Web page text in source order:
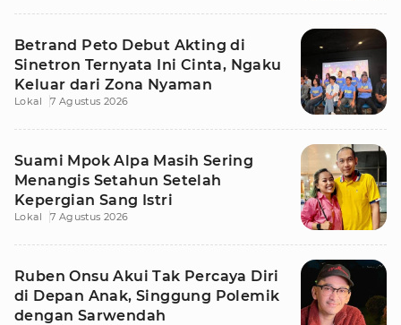
Betrand Peto Debut Akting di
Sinetron Ternyata Ini Cinta, Ngaku
Keluar dari Zona Nyaman
Lokal 7 Agustus 2026
Suami Mpok Alpa Masih Sering
Menangis Setahun Setelah
Kepergian Sang Istri
Lokal 7 Agustus 2026
Ruben Onsu Akui Tak Percaya Diri
di Depan Anak, Singgung Polemik
dengan Sarwendah